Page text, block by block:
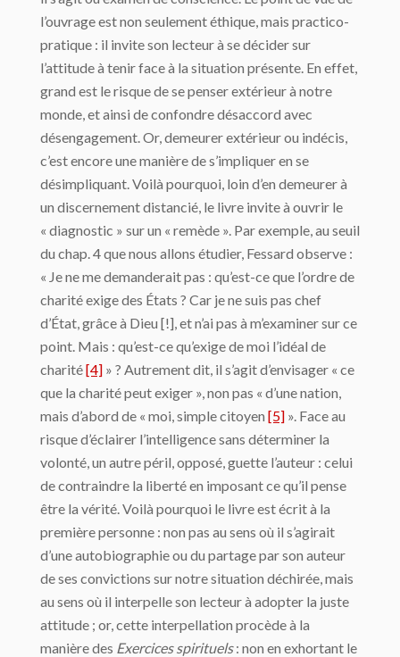
l’ouvrage est non seulement éthique, mais practico-
pratique : il invite son lecteur à se décider sur
l’attitude à tenir face à la situation présente. En effet,
grand est le risque de se penser extérieur à notre
monde, et ainsi de confondre désaccord avec
désengagement. Or, demeurer extérieur ou indécis,
c’est encore une manière de s’impliquer en se
désimpliquant. Voilà pourquoi, loin d’en demeurer à
un discernement distancié, le livre invite à ouvrir le
« diagnostic » sur un « remède ». Par exemple, au seuil
du chap. 4 que nous allons étudier, Fessard observe :
« Je ne me demanderait pas : qu’est-ce que l’ordre de
charité exige des États ? Car je ne suis pas chef
d’État, grâce à Dieu [!], et n’ai pas à m’examiner sur ce
point. Mais : qu’est-ce qu’exige de moi l’idéal de
charité[4] » ? Autrement dit, il s’agit d’envisager « ce
que la charité peut exiger », non pas « d’une nation,
mais d’abord de « moi, simple citoyen [5] ». Face au
risque d’éclairer l’intelligence sans déterminer la
volonté, un autre péril, opposé, guette l’auteur : celui
de contraindre la liberté en imposant ce qu’il pense
être la vérité. Voilà pourquoi le livre est écrit à la
première personne : non pas au sens où il s’agirait
d’une autobiographie ou du partage par son auteur
de ses convictions sur notre situation déchirée, mais
au sens où il interpelle son lecteur à adopter la juste
attitude ; or, cette interpellation procède à la
manière des Exercices spirituels: non en exhortant le